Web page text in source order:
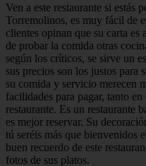
Ven a este restaurante si estás
Torremolinos, es muy fácil de
clientes opinan que su carta
de probar la comida otras
según los críticos, se sirve un
sus precios son los justos para
su comida y servicio merecen
facilidades para pagar, tanto
restaurante. Es un restaurante
es mejor reservar. Su
tú seréis más que bienvenidos
buen recuerdo de este
fotos de sus platos.